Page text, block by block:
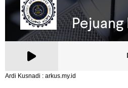
Ardi Kusnadi : arkus.my.id